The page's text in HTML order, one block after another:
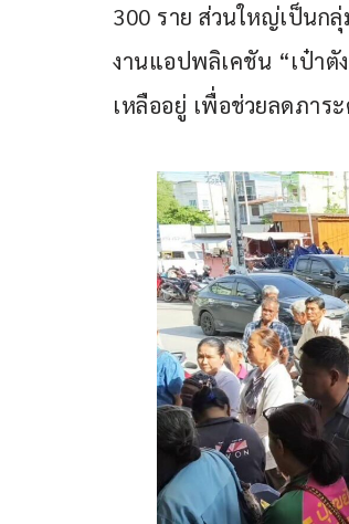
300 ราย ส่วนใหญ่เป็นก
งานแอปพลิเคชัน “เป๋าตั
เหลืออยู่ เพื่อช่วยลดภาร